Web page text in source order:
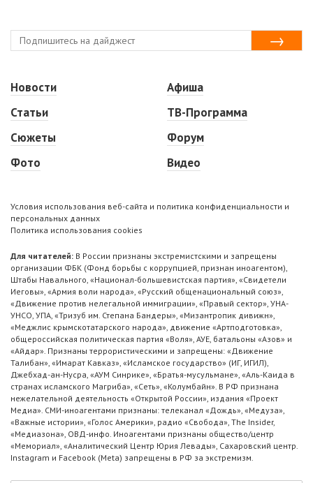
Новости
Статьи
Сюжеты
Фото
Афиша
ТВ-Программа
Форум
Видео
Условия использования веб-сайта и политика конфиденциальности и
персональных данных
Политика использования cookies
Для читателей: В России признаны экстремистскими и запрещены
организации ФБК (Фонд борьбы с коррупцией, признан иноагентом),
Штабы Навального, «Национал-большевистская партия», «Свидетели
Иеговы», «Армия воли народа», «Русский общенациональный союз»,
«Движение против нелегальной иммиграции», «Правый сектор», УНА-
УНСО, УПА, «Тризуб им. Степана Бандеры», «Мизантропик дивижн»,
«Меджлис крымскотатарского народа», движение «Артподготовка»,
общероссийская политическая партия «Воля», АУЕ, батальоны «Азов» и
«Айдар». Признаны террористическими и запрещены: «Движение
Талибан», «Имарат Кавказ», «Исламское государство» (ИГ, ИГИЛ),
Джебхад-ан-Нусра, «АУМ Синрике», «Братья-мусульмане», «Аль-Каида в
странах исламского Магриба», «Сеть», «Колумбайн». В РФ признана
нежелательной деятельность «Открытой России», издания «Проект
Медиа». СМИ-иноагентами признаны: телеканал «Дождь», «Медуза»,
«Важные истории», «Голос Америки», радио «Свобода», The Insider,
«Медиазона», ОВД-инфо. Иноагентами признаны общество/центр
«Мемориал», «Аналитический Центр Юрия Левады», Сахаровский центр.
Instagram и Facebook (Metа) запрещены в РФ за экстремизм.